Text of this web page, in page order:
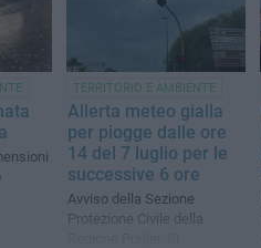
TERRITORIO E AMBIENTE
Allerta meteo gialla
per piogge dalle ore
14 del 7 luglio per le
successive 6 ore
Avviso della Sezione
Protezione Civile della